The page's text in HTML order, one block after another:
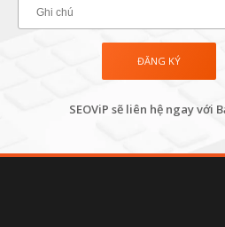
SEOViP sẽ liên hệ ngay với